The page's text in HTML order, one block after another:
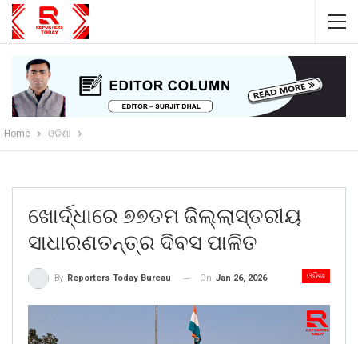
Home ଓଡିଶା
ଖୋର୍ଦ୍ଧାରେ ୭୭ତମ ଜିଲ୍ଲାସ୍ତରୀୟ
ସାଧାରଣତନ୍ତ୍ର ଦିବସ ପାଳିତ
ଓଡିଶା
By Reporters Today Bureau On Jan 26, 2026